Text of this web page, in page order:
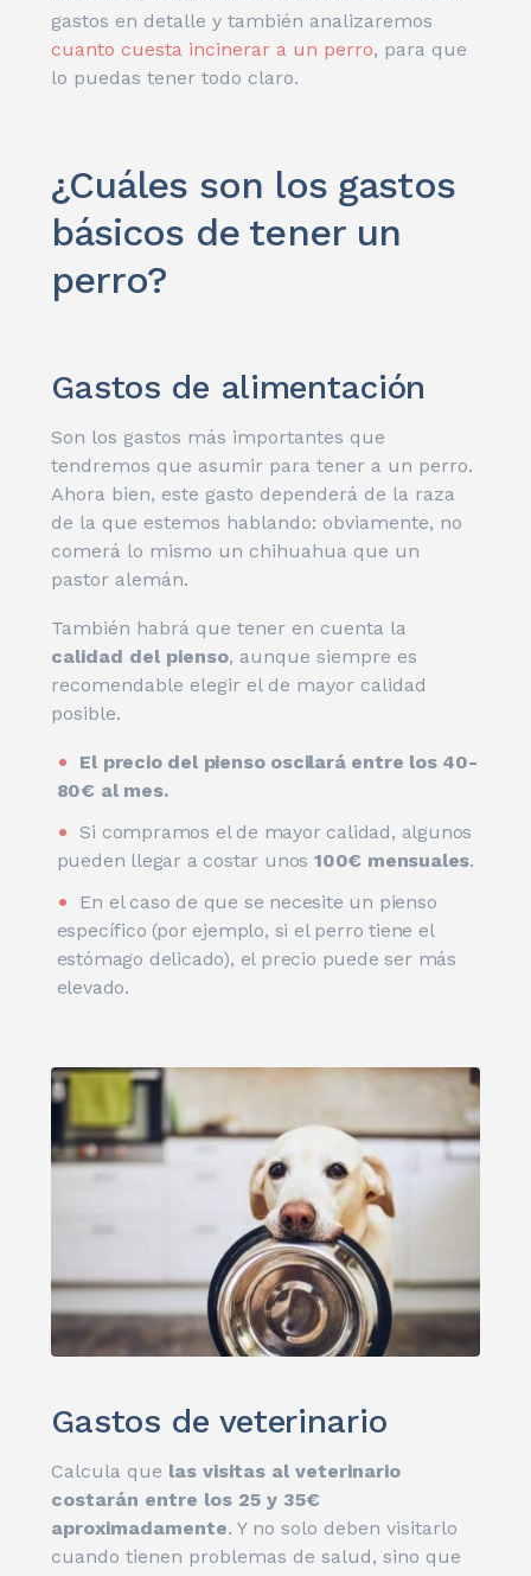
gastos en detalle y también analizaremos
cuanto cuesta incinerar a un perro, para que
lo puedas tener todo claro.
¿Cuáles son los gastos
básicos de tener un
perro?
Gastos de alimentación
Son los gastos más importantes que
tendremos que asumir para tener a un perro.
Ahora bien, este gasto dependerá de la raza
de la que estemos hablando: obviamente, no
comerá lo mismo un chihuahua que un
pastor alemán.
También habrá que tener en cuenta la
calidad del pienso, aunque siempre es
recomendable elegir el de mayor calidad
posible.
El precio del pienso oscilará entre los 40-
80€ al mes.
Si compramos el de mayor calidad, algunos
pueden llegar a costar unos 100€ mensuales.
En el caso de que se necesite un pienso
específico (por ejemplo, si el perro tiene el
estómago delicado), el precio puede ser más
elevado.
Gastos de veterinario
Calcula que las visitas al veterinario
costarán entre los 25 y 35€
aproximadamente. Y no solo deben visitarlo
cuando tienen problemas de salud, sino que